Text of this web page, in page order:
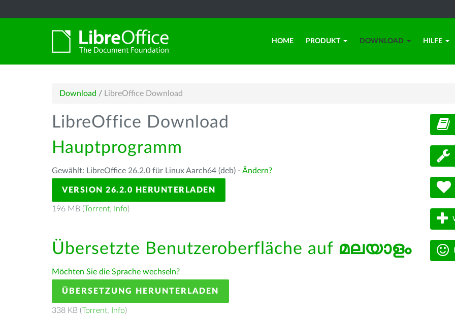
HOME PRODUKT DOWNLOAD HILFE
Download / LibreOffice Download
LibreOffice Download
Hauptprogramm
Gewählt: LibreOffice 26.2.0 für Linux Aarch64 (deb) - Ändern?
VERSION 26.2.0 HERUNTERLADEN
196 MB (Torrent, Info)
Übersetzte Benutzeroberfläche auf മലയാളം
Möchten Sie die Sprache wechseln?
ÜBERSETZUNG HERUNTERLADEN
338 KB (Torrent, Info)